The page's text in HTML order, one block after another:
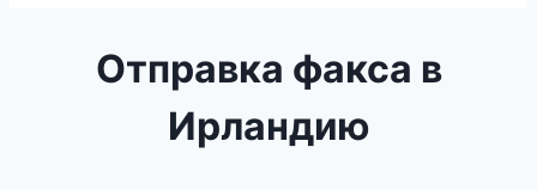
Отправка факса в
Ирландию